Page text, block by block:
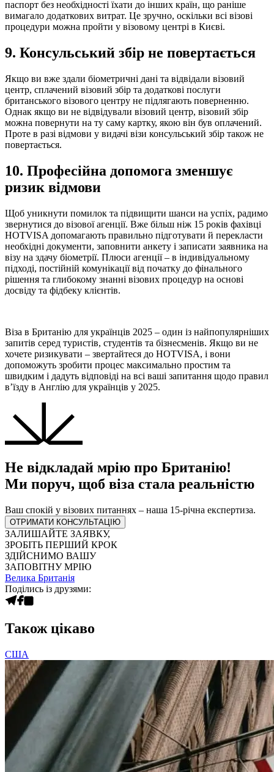
паспорт без необхідності їхати до інших країн, що раніше
вимагало додаткових витрат. Це зручно, оскільки всі візові
процедури можна пройти у візовому центрі в Києві.
9. Консульський збір не повертається
Якщо ви вже здали біометричні дані та відвідали візовий
центр, сплачений візовий збір та додаткові послуги
британського візового центру не підлягають поверненню.
Однак якщо ви не відвідували візовий центр, візовий збір
можна повернути на ту саму картку, якою він був оплачений.
Проте в разі відмови у видачі візи консульський збір також не
повертається.
10. Професійна допомога зменшує
ризик відмови
Щоб уникнути помилок та підвищити шанси на успіх, радимо
звернутися до візової агенції. Вже більш ніж 15 років фахівці
HOTVISA допомагають правильно підготувати й перекласти
необхідні документи, заповнити анкету і записати заявника на
візу на здачу біометрії. Плюси агенції – в індивідуальному
підході, постійній комунікації від початку до фінального
рішення та глибокому знанні візових процедур на основі
досвіду та фідбеку клієнтів.
Віза в Британію для українців 2025 – один із найпопулярніших
запитів серед туристів, студентів та бізнесменів. Якщо ви не
хочете ризикувати – звертайтеся до HOTVISA, і вони
допоможуть зробити процес максимально простим та
швидким і дадуть відповіді на всі ваші запитання щодо правил
в’їзду в Англію для українців у 2025.
Не відкладай мрію про Британію!
Ми поруч, щоб віза стала реальністю
Ваш спокій у візових питаннях – наша 15-річна експертиза.
ОТРИМАТИ КОНСУЛЬТАЦІЮ
ЗАЛИШАЙТЕ ЗАЯВКУ,
ЗРОБІТЬ ПЕРШИЙ КРОК
ЗДІЙСНИМО ВАШУ
ЗАПОВІТНУ МРІЮ
Велика Британія
Поділись із друзями:
Також цікаво
США